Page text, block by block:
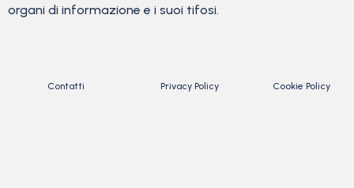
organi di informazione e i suoi tifosi.
Contatti Privacy Policy Cookie Policy